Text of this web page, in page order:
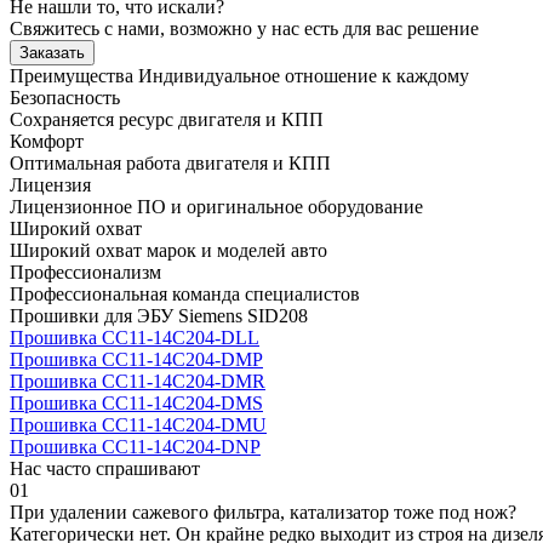
Не нашли то, что искали?
Свяжитесь с нами, возможно у нас есть для вас решение
Заказать
Преимущества Индивидуальное отношение к каждому
Безопасность
Сохраняется ресурс двигателя и КПП
Комфорт
Оптимальная работа двигателя и КПП
Лицензия
Лицензионное ПО и оригинальное оборудование
Широкий охват
Широкий охват марок и моделей авто
Профессионализм
Профессиональная команда специалистов
Прошивки для ЭБУ Siemens SID208
Прошивка CC11-14C204-DLL
Прошивка CC11-14C204-DMP
Прошивка CC11-14C204-DMR
Прошивка CC11-14C204-DMS
Прошивка CC11-14C204-DMU
Прошивка CC11-14C204-DNP
Нас часто спрашивают
01
При удалении сажевого фильтра, катализатор тоже под нож?
Категорически нет. Он крайне редко выходит из строя на